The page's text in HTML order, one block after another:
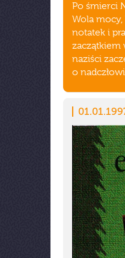
Po śmierci
Wola
notatek i
zaczątkiem
naziści
o